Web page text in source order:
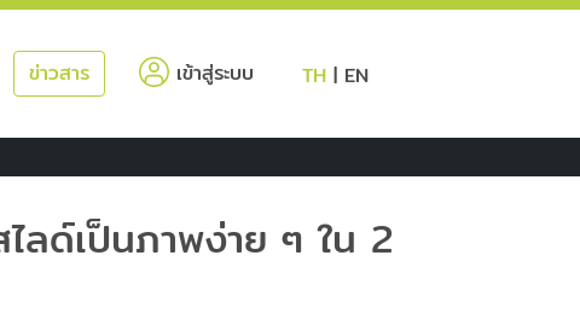
ข่าวสาร เข้าสู่ระบบ(current)
TH| EN
ลด์เป็นภาพง่าย ๆ ใน 2